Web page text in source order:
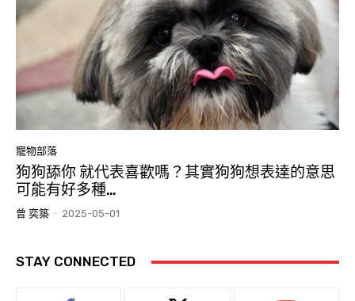
寵物部落
狗狗舔你 就代表喜歡嗎？其實狗狗想表達的意思
可能有好多種…
曾 奕築 - 2025-05-01
STAY CONNECTED